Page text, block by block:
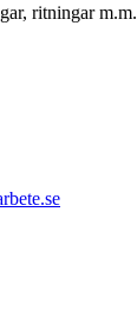
ritningar m.m.